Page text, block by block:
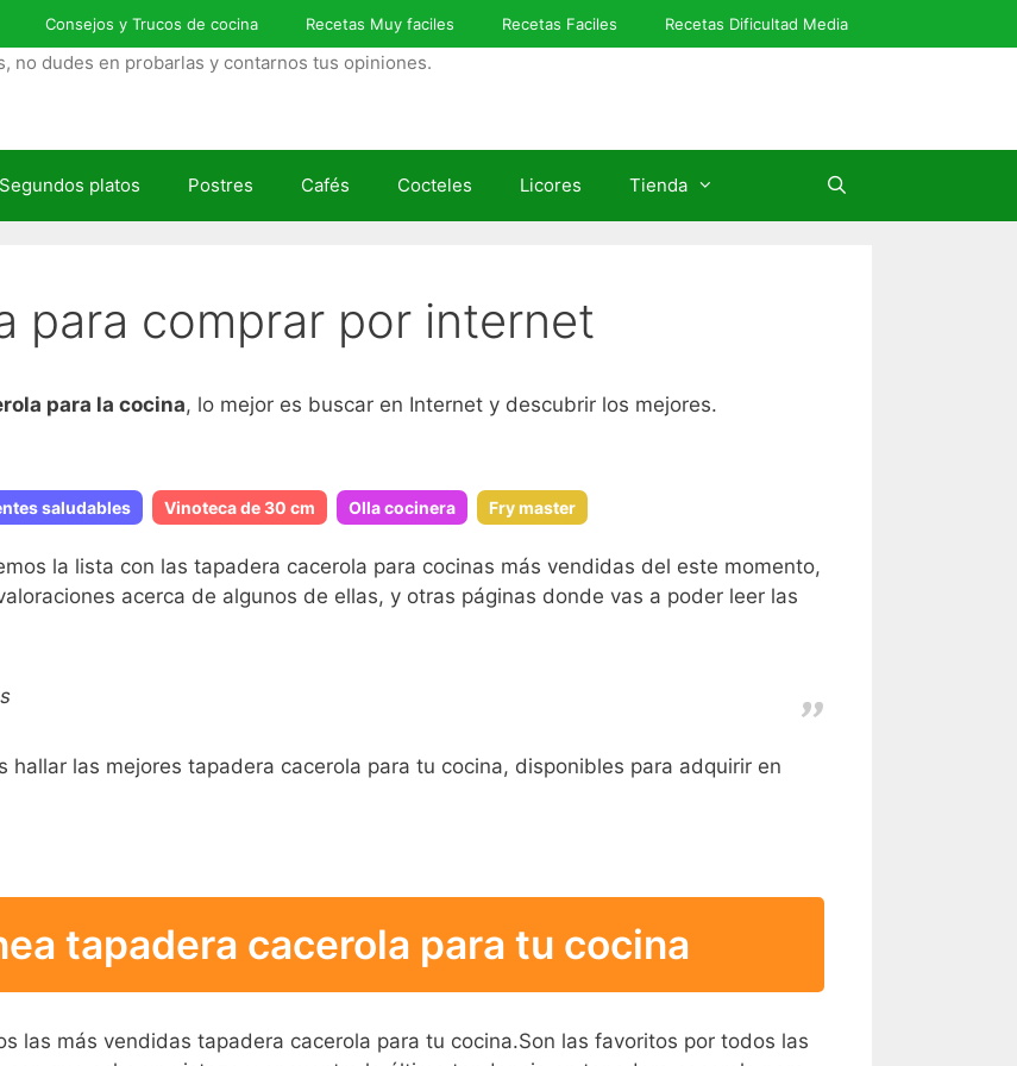
Consejos y Trucos de cocina Recetas Muy faciles Recetas Faciles Recetas Dificultad Media
no dudes en probarlas y contarnos tus opiniones.
Segundos platos Postres Cafés Cocteles Licores Tienda
para comprar por internet
para la cocina, lo mejor es buscar en Internet y descubrir los mejores.
saludables Vinoteca de 30 cm Olla cocinera Fry master
la lista con las tapadera cacerola para cocinas más vendidas del este momento,
acerca de algunos de ellas, y otras páginas donde vas a poder leer las
hallar las mejores tapadera cacerola para tu cocina, disponibles para adquirir en
tapadera cacerola para tu cocina
las más vendidas tapadera cacerola para tu cocina.Son las favoritos por todos las